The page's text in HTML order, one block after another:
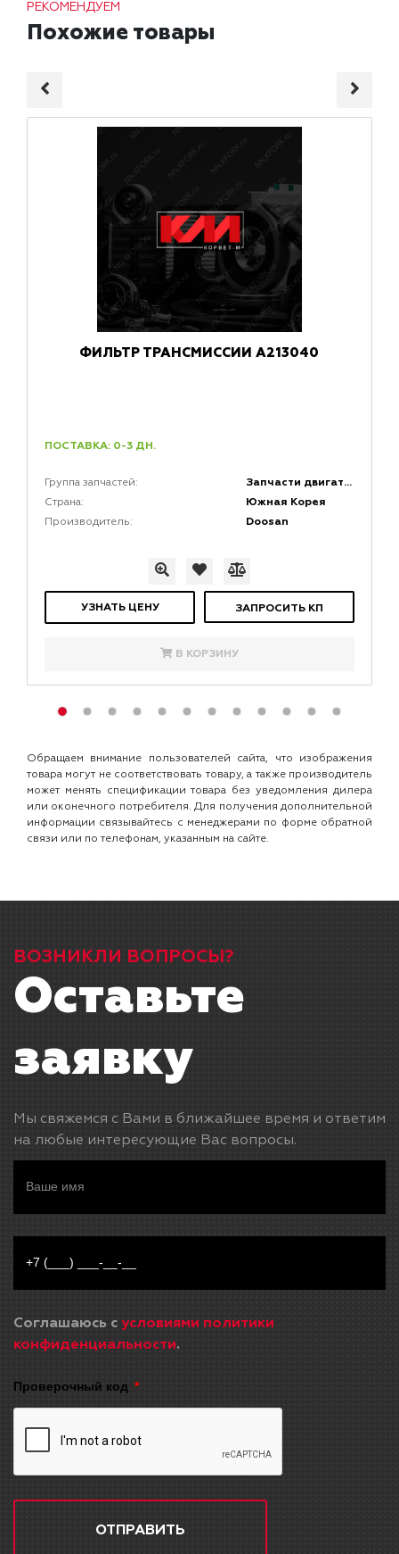
РЕКОМЕНДУЕМ
Похожие товары
ФИЛЬТР ТРАНСМИССИИ A213040
ПОСТАВКА: 0-3 ДН.
Группа запчастей: Запчасти двигателей
Страна: Южная Корея
Производитель: Doosan
УЗНАТЬ ЦЕНУ ЗАПРОСИТЬ КП
В КОРЗИНУ
Обращаем внимание пользователей сайта, что изображения
товара могут не соответствовать товару, а также производитель
может менять спецификации товара без уведомления дилера
или оконечного потребителя. Для получения дополнительной
информации связывайтесь с менеджерами по форме обратной
связи или по телефонам, указанным на сайте.
ВОЗНИКЛИ ВОПРОСЫ?
Оставьте
заявку
Мы свяжемся с Вами в ближайшее время и ответим
на любые интересующие Вас вопросы.
Соглашаюсь с условиями политики
конфиденциальности.
Проверочный код
ОТПРАВИТЬ